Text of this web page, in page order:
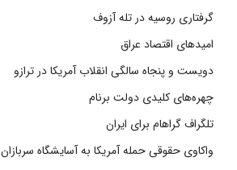
گرفتاری روسیه در تله آزوف
امیدهای اقتصاد عراق
دویست و پنجاه سالگی انقلاب آمریکا در ترازو
چهره‌های کلیدی دولت برنام
تلگراف گراهام برای ایران
واکاوی حقوقی حمله آمریکا به آسایشگاه سربازان